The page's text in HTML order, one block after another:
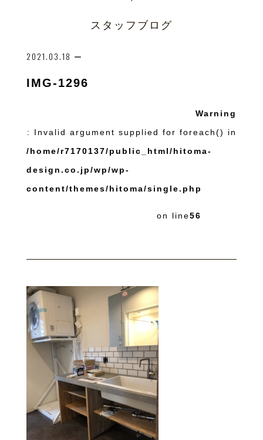
スタッフブログ
2021.03.18 ー
IMG-1296
Warning
: Invalid argument supplied for foreach() in
/home/r7170137/public_html/hitoma-
design.co.jp/wp/wp-
content/themes/hitoma/single.php
on line56